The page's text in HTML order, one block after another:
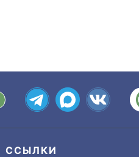
ССЫЛКИ